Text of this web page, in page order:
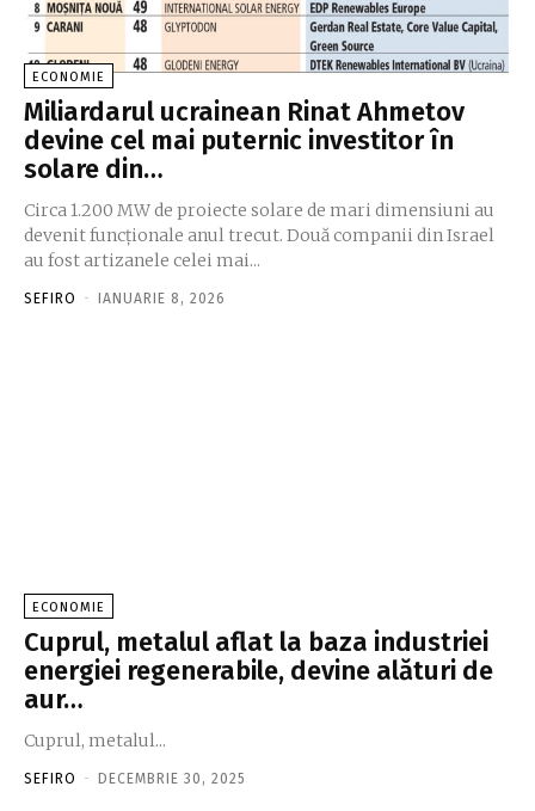
ECONOMIE
Miliardarul ucrainean Rinat Ahmetov
devine cel mai puternic investitor în
solare din…
Circa 1.200 MW de proiecte solare de mari dimensiuni au
devenit funcţionale anul trecut. Două companii din Israel
au fost artizanele celei mai...
SEFIRO - IANUARIE 8, 2026
ECONOMIE
Cuprul, metalul aflat la baza industriei
energiei regenerabile, devine alături de
aur…
Cuprul, metalul...
SEFIRO - DECEMBRIE 30, 2025